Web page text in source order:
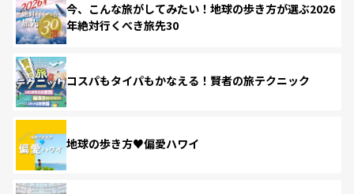
今、こんな旅がしてみたい！地球の歩き方が選ぶ2026
年絶対行くべき旅先30
コスパもタイパもかなえる！賢者の旅テクニック
地球の歩き方♥偏愛ハワイ